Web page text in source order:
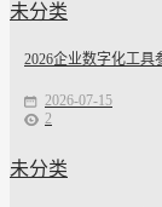
未分类
2026企业数字化工具
2026-07-15
2
未分类